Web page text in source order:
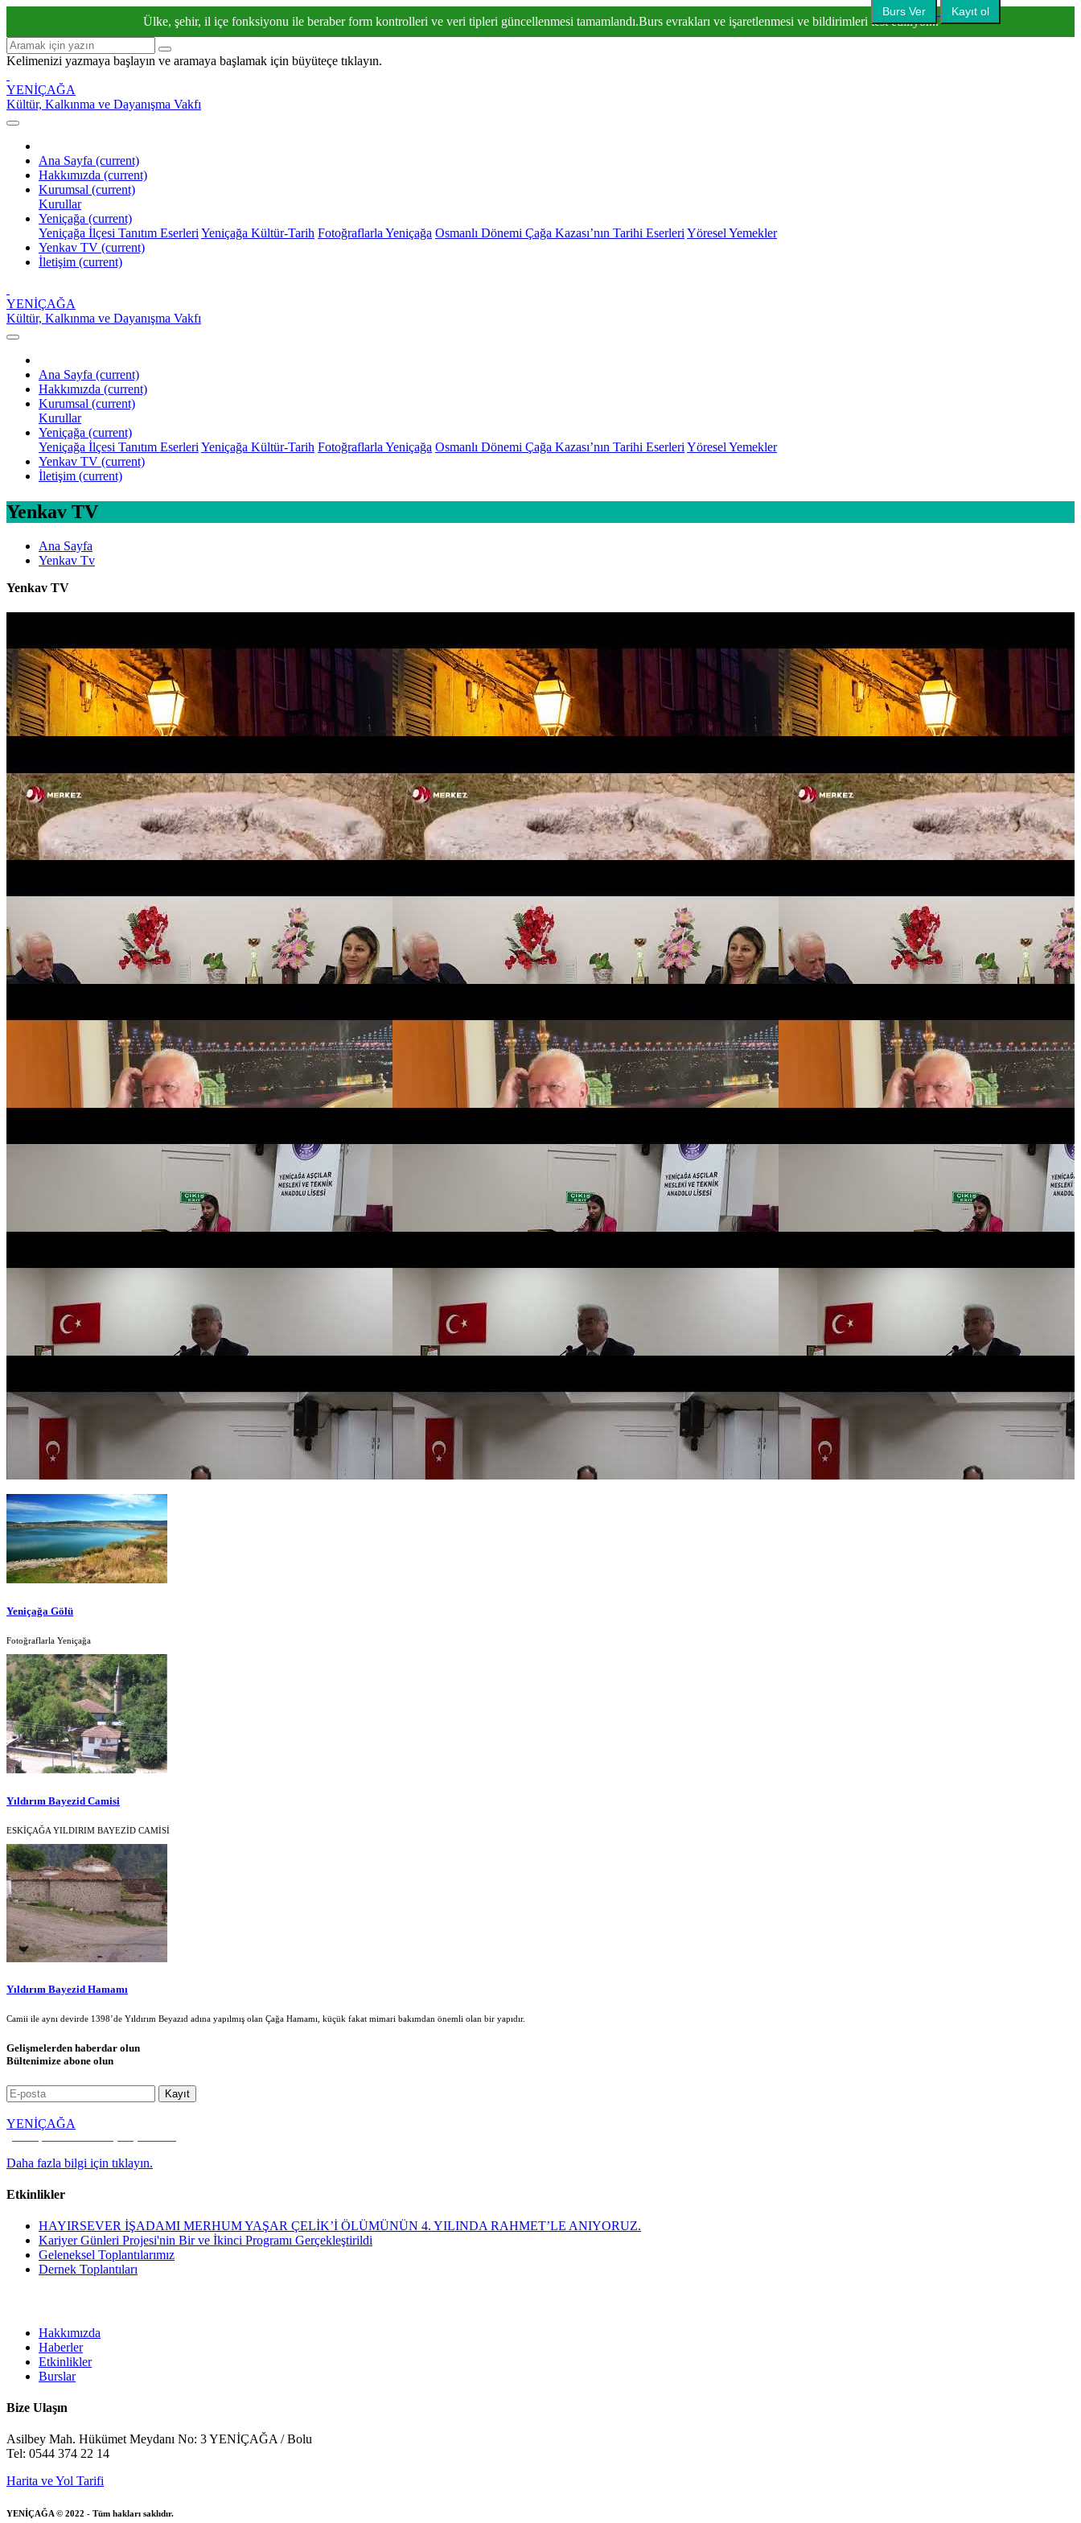
Ülke, şehir, il içe fonksiyonu ile beraber form kontrolleri ve veri tipleri güncellenmesi tamamlandı.Burs evrakları ve işaretlenmesi ve bildirimleri test ediliyor...
Kelimenizi yazmaya başlayın ve aramaya başlamak için büyüteçe tıklayın.
Burs Ver Kayıt ol
YENİÇAĞA
Kültür, Kalkınma ve Dayanışma Vakfı
Ana Sayfa (current)
Hakkımızda (current)
Kurumsal (current)
Kurullar
Yeniçağa (current)
Yeniçağa İlçesi Tanıtım Eserleri Yeniçağa Kültür-Tarih Fotoğraflarla Yeniçağa Osmanlı Dönemi Çağa Kazası’nın Tarihi Eserleri Yöresel Yemekler
Yenkav TV (current)
İletişim (current)
YENİÇAĞA
Kültür, Kalkınma ve Dayanışma Vakfı
Ana Sayfa (current)
Hakkımızda (current)
Kurumsal (current)
Kurullar
Yeniçağa (current)
Yeniçağa İlçesi Tanıtım Eserleri Yeniçağa Kültür-Tarih Fotoğraflarla Yeniçağa Osmanlı Dönemi Çağa Kazası’nın Tarihi Eserleri Yöresel Yemekler
Yenkav TV (current)
İletişim (current)
Yenkav TV
Ana Sayfa
Yenkav Tv
Yenkav TV
Yeniçağa Gölü
Fotoğraflarla Yeniçağa
Yıldırım Bayezid Camisi
ESKİÇAĞA YILDIRIM BAYEZİD CAMİSİ
Yıldırım Bayezid Hamamı
Camii ile aynı devirde 1398’de Yıldırım Beyazıd adına yapılmış olan Çağa Hamamı, küçük fakat mimari bakımdan önemli olan bir yapıdır.
Gelişmelerden haberdar olun
Bültenimize abone olun
YENİÇAĞA
Daha fazla bilgi için tıklayın.
Etkinlikler
HAYIRSEVER İŞADAMI MERHUM YAŞAR ÇELİK’İ ÖLÜMÜNÜN 4. YILINDA RAHMET’LE ANIYORUZ.
Kariyer Günleri Projesi'nin Bir ve İkinci Programı Gerçekleştirildi
Geleneksel Toplantılarımız
Dernek Toplantıları
Hakkımızda
Haberler
Etkinlikler
Burslar
Bize Ulaşın
Asilbey Mah. Hükümet Meydanı No: 3 YENİÇAĞA / Bolu
Tel: 0544 374 22 14
Harita ve Yol Tarifi
YENİÇAĞA © 2022 - Tüm hakları saklıdır.